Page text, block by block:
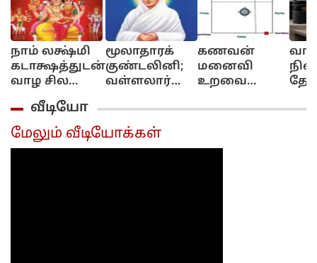
நாம் லக்ஷ்மி
கடாக்ஷத்துடன்
வாழ சில
மந்திரங்கள்...!
மூலாதாரக்
குண்டலினி;
வள்ளலார்
கணவன்
மனைவி
உறவை
குபேர மூலை!
வீடியோ
மேலும் வீடியோக்கள்